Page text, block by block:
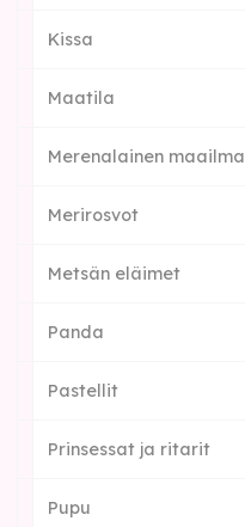
Kissa
Maatila
Merenalainen maailma
Merirosvot
Metsän eläimet
Panda
Pastellit
Prinsessat ja ritarit
Pupu